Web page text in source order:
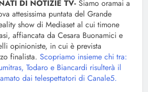
DI NOTIZIE TV- Siamo oramai a
attesissima puntata del Grande
show di Mediaset al cui timone
affiancata da Cesara Buonamici e
opinioniste, in cui è prevista
finalista. Scopriamo insieme chi tra:
Todaro e Biancardi risulterà il
dai telespettatori di Canale5.